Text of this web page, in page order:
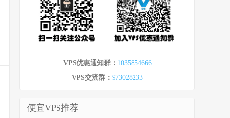
VPS优惠通知群： 1035854666
VPS交流群： 973028233
便宜VPS推荐